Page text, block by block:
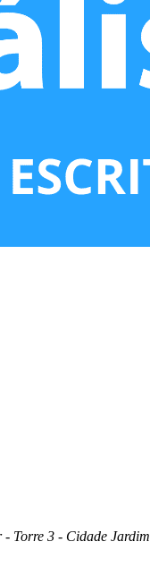
- Torre 3 - Cidade Jardim